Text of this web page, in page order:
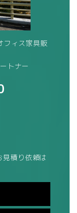
フィス家具販
トナー
見積り依頼は